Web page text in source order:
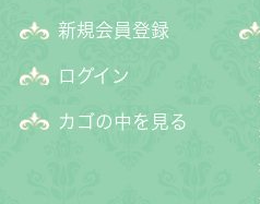
新規会員登録
ログイン
カゴの中を見る